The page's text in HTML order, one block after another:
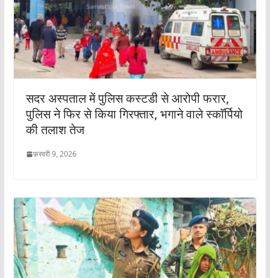
सदर अस्पताल में पुलिस कस्टडी से आरोपी फरार,
पुलिस ने फिर से किया गिरफ्तार, भगाने वाले स्काॅर्पियो
की तलाश तेज
फ़रवरी 9, 2026